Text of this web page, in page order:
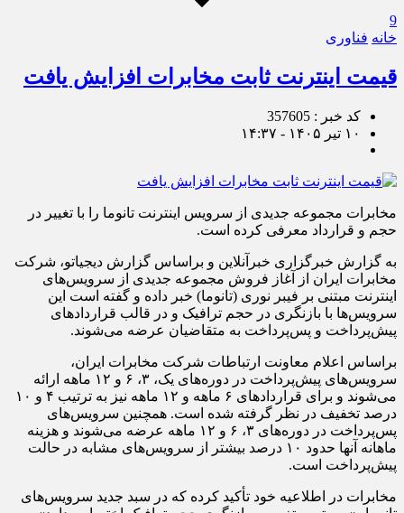
9
خانه فناوری
قیمت اینترنت ثابت مخابرات افزایش یافت
کد خبر : 357605
۱۰ تیر ۱۴۰۵ - ۱۴:۳۷
مخابرات مجموعه جدیدی از سرویس اینترنت تانوما را با تغییر در
حجم و قرارداد معرفی کرده است.
به گزارش خبرگزاری خبرآنلاین و براساس گزارش دیجیاتو، شرکت
مخابرات ایران از آغاز فروش مجموعه جدیدی از سرویس‌های
اینترنت مبتنی بر فیبر نوری (تانوما) خبر داده و گفته است این
سرویس‌ها با بازنگری در حجم ترافیک و در قالب قراردادهای
پیش‌پرداخت و پس‌پرداخت به متقاضیان عرضه می‌شوند.
براساس اعلام معاونت ارتباطات شرکت مخابرات ایران،
سرویس‌های پیش‌پرداخت در دوره‌های یک، ۳، ۶ و ۱۲ ماهه ارائه
می‌شوند و برای قراردادهای ۶ ‌ماهه و ۱۲ ‌ماهه نیز به ترتیب ۴ و ۱۰
درصد تخفیف در نظر گرفته شده است. همچنین سرویس‌های
پس‌پرداخت در دوره‌های ۳، ۶ و ۱۲ ماهه عرضه می‌شوند و هزینه
ماهانه آنها حدود ۱۰ درصد بیشتر از سرویس‌های مشابه در حالت
پیش‌پرداخت است.
مخابرات در اطلاعیه خود تأکید کرده که در سبد جدید سرویس‌های